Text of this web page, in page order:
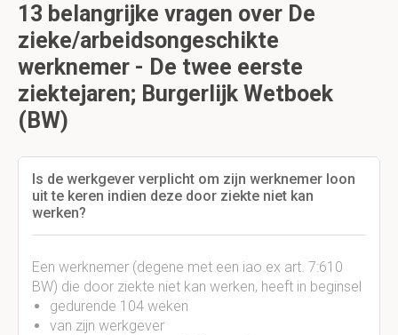
13 belangrijke vragen over De
zieke/arbeidsongeschikte
werknemer - De twee eerste
ziektejaren; Burgerlijk Wetboek
(BW)
Is de werkgever verplicht om zijn werknemer loon
uit te keren indien deze door ziekte niet kan
werken?
Een werknemer (degene met een iao ex art. 7:610
BW) die door ziekte niet kan werken, heeft in beginsel
gedurende 104 weken
van zijn werkgever